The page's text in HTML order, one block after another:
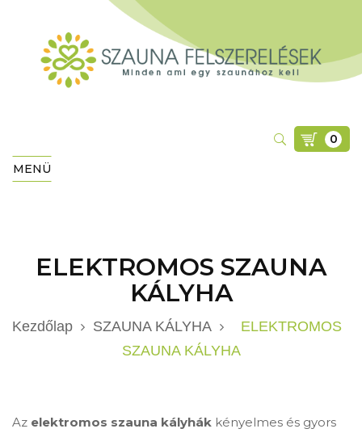
0
MENÜ
ELEKTROMOS SZAUNA
KÁLYHA
Kezdőlap SZAUNA KÁLYHA
ELEKTROMOS
SZAUNA KÁLYHA
Az elektromos szauna kályhák kényelmes és gyors